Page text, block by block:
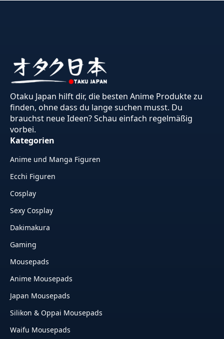
Otaku Japan hilft dir, die besten Anime Produkte zu
finden, ohne dass du lange suchen musst. Du
brauchst neue Ideen? Schau einfach regelmäßig
vorbei.
Kategorien
Anime und Manga Figuren
Ecchi Figuren
Cosplay
Sexy Cosplay
Dakimakura
Gaming
Mousepads
Anime Mousepads
Japan Mousepads
Silikon & Oppai Mousepads
Waifu Mousepads